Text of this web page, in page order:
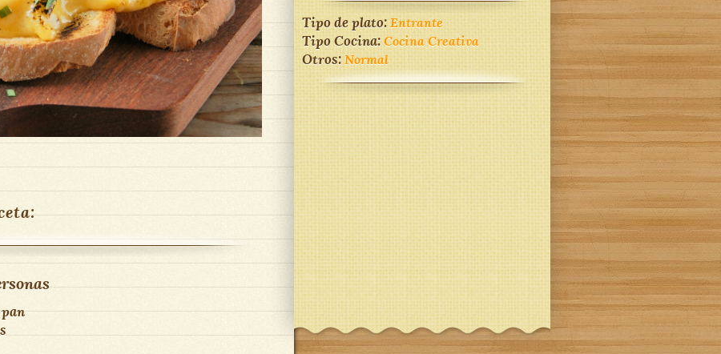
Tipo de plato:Entrante
Tipo Cocina:Cocina Creativa
Otros:Normal